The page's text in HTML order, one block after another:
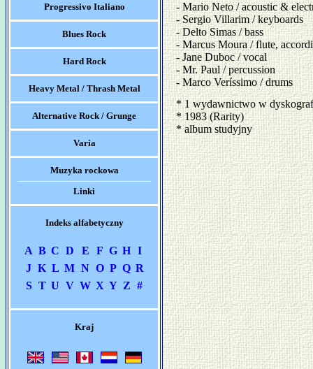
Progressivo Italiano
Blues Rock
Hard Rock
Heavy Metal / Thrash Metal
Alternative Rock / Grunge
Varia
Muzyka rockowa
Linki
Indeks alfabetyczny
A B C D E F G H I
J K L M N O P Q R
S T U V W X Y Z #
Kraj
- Mario Neto / acoustic &
- Sergio Villarim / keyboards
- Delto Simas / bass
- Marcus Moura / flute,
- Jane Duboc / vocal
- Mr. Paul / percussion
- Marco Veríssimo / drums
* 1 wydawnictwo w
* 1983 (Rarity)
* album studyjny